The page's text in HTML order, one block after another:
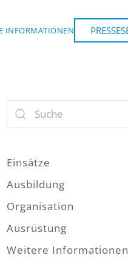
INFORMATIONEN
Einsätze
Ausbildung
Organisation
Ausrüstung
Weitere Informationen